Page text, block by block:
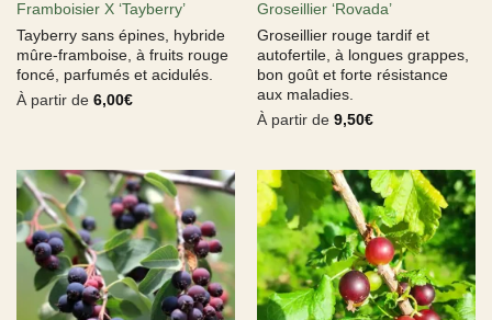
Framboisier X ‘Tayberry’
Tayberry sans épines, hybride
mûre-framboise, à fruits rouge
foncé, parfumés et acidulés.
À partir de 6,00€
Groseillier ‘Rovada’
Groseillier rouge tardif et
autofertile, à longues grappes,
bon goût et forte résistance
aux maladies.
À partir de 9,50€